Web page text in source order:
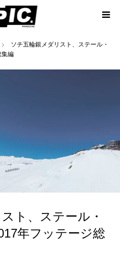
ソチ五輪銀メダリスト、ステール・
集編
ト、ステール・
年フッテージ総